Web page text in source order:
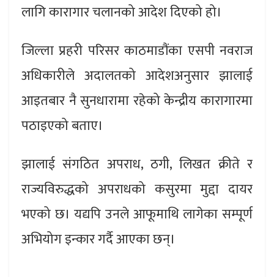
लागि कारागार चलानको आदेश दिएको हो।
जिल्ला प्रहरी परिसर काठमाडौंका एसपी नवराज
अधिकारीले अदालतको आदेशअनुसार झालाई
आइतबार नै सुनधारामा रहेको केन्द्रीय कारागारमा
पठाइएको बताए।
झालाई संगठित अपराध, ठगी, लिखत क्रीते र
राज्यविरुद्धको अपराधको कसुरमा मुद्दा दायर
भएको छ। यद्यपि उनले आफूमाथि लागेका सम्पूर्ण
अभियोग इन्कार गर्दै आएका छन्।